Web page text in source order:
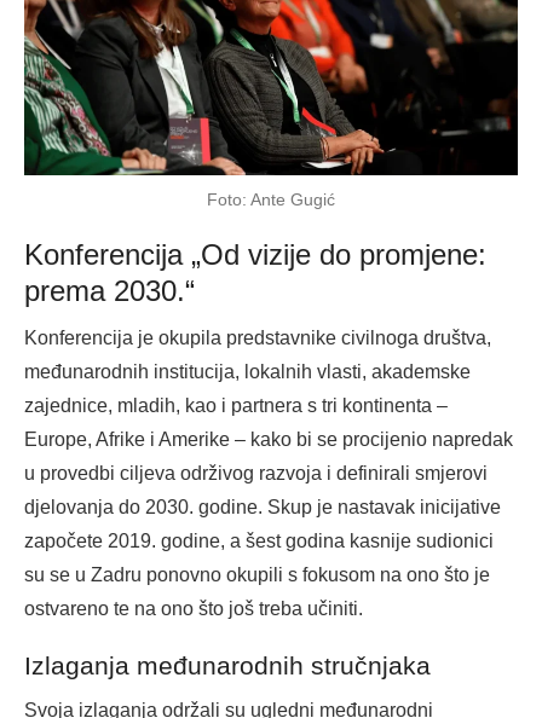
Foto: Ante Gugić
Konferencija „Od vizije do promjene:
prema 2030.“
Konferencija je okupila predstavnike civilnoga društva,
međunarodnih institucija, lokalnih vlasti, akademske
zajednice, mladih, kao i partnera s tri kontinenta –
Europe, Afrike i Amerike – kako bi se procijenio napredak
u provedbi ciljeva održivog razvoja i definirali smjerovi
djelovanja do 2030. godine. Skup je nastavak inicijative
započete 2019. godine, a šest godina kasnije sudionici
su se u Zadru ponovno okupili s fokusom na ono što je
ostvareno te na ono što još treba učiniti.
Izlaganja međunarodnih stručnjaka
Svoja izlaganja održali su ugledni međunarodni